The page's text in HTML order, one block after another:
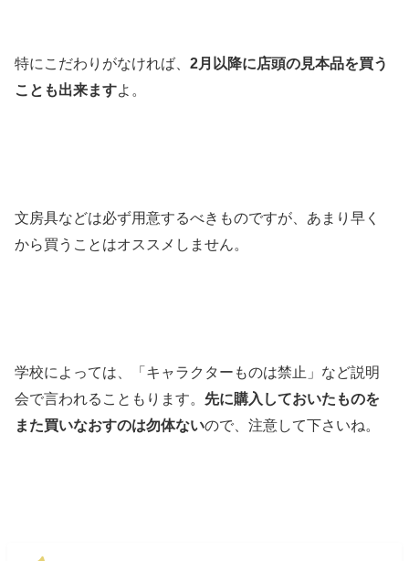
特にこだわりがなければ、2月以降に店頭の見本品を買う
ことも出来ますよ。
文房具などは必ず用意するべきものですが、あまり早く
から買うことはオススメしません。
学校によっては、「キャラクターものは禁止」など説明
会で言われることもります。 先に購入しておいたものを
また買いなおすのは勿体ないので、注意して下さいね。